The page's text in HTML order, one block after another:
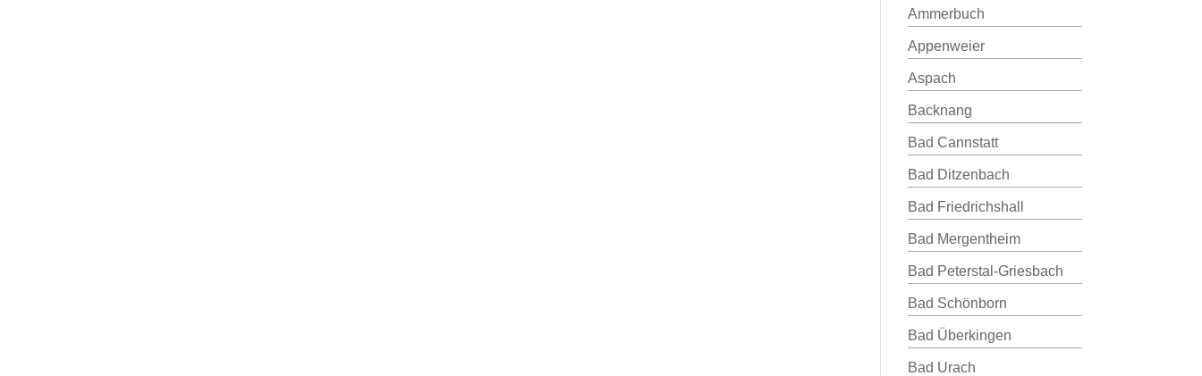
Ammerbuch
Appenweier
Aspach
Backnang
Bad Cannstatt
Bad Ditzenbach
Bad Friedrichshall
Bad Mergentheim
Bad Peterstal-Griesbach
Bad Schönborn
Bad Überkingen
Bad Urach